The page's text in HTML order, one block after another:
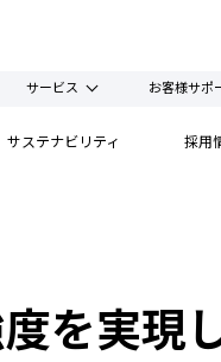
サービス お客様サポ
サステナビリティ 採用
を実現